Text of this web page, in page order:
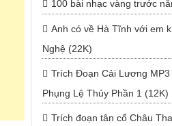
100 bài nhạc vàng trước
Anh có về Hà Tĩnh với em
Nghệ (22K)
Trích Đoạn Cải Lương MP3
Phụng Lệ Thủy Phần 1 (12K)
Trích đoạn tân cổ Châu